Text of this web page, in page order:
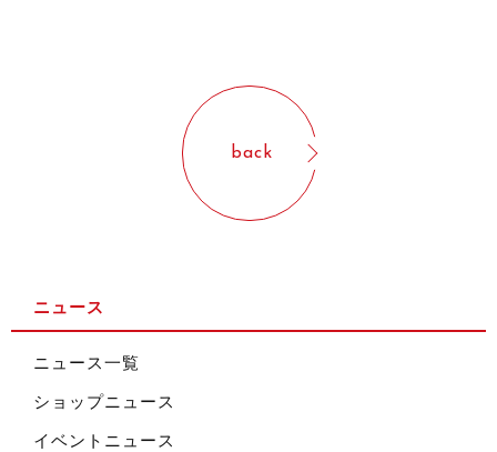
back
ニュース
ニュース一覧
ショップニュース
イベントニュース